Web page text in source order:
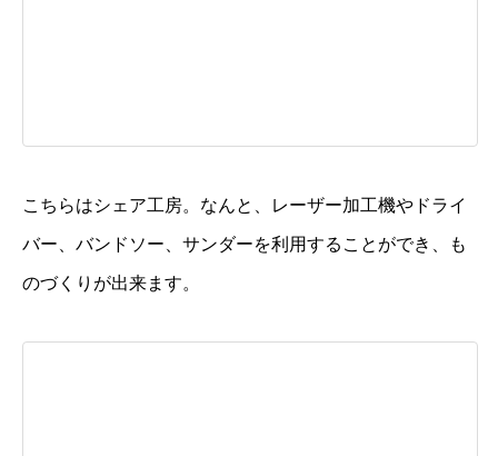
こちらはシェア工房。なんと、レーザー加工機やドライ
バー、バンドソー、サンダーを利用することができ、も
のづくりが出来ます。